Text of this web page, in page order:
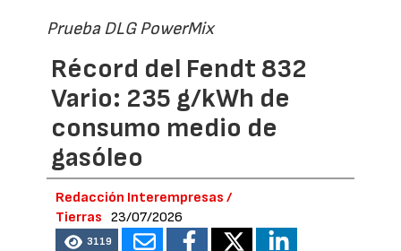
Prueba DLG PowerMix
Récord del Fendt 832
Vario: 235 g/kWh de
consumo medio de
gasóleo
Redacción Interempresas /
Tierras
23/07/2026
3119